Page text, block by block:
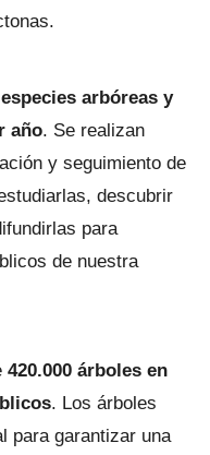
arbóreas y
año. Se realizan
y seguimiento de
descubrir
para
de nuestra
420.000 árboles en
. Los árboles
para garantizar una